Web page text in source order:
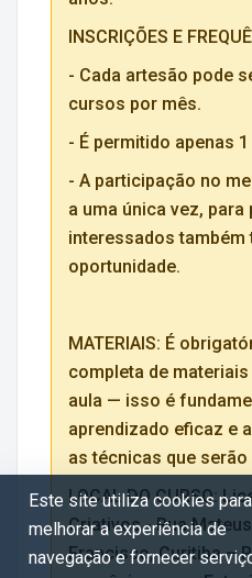
INSCRIÇÕES E
- Cada artesão pode
cursos por mês.
- É permitido apenas
- A participação no
a uma única vez,
interessados também
oportunidade.
MATERIAIS: É
completa de
aula — isso é
aprendizado eficaz e
as técnicas que serão
LOCAL DO CURSO:
Criativos - Rua
Francisco, Curitiba –
Este site utiliza cookies para
melhorar a experiência de
navegação e fornecer